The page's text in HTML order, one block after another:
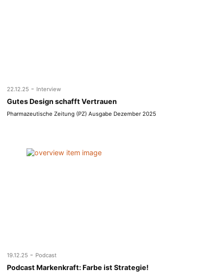
22.12.25 - Interview
Gutes Design schafft Vertrauen
Pharmazeutische Zeitung (PZ) Ausgabe Dezember 2025
19.12.25 - Podcast
Podcast Markenkraft: Farbe ist Strategie!